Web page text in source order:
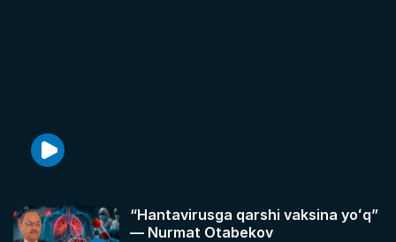
“Hantavirusga qarshi vaksina yoʻq”
— Nurmat Otabekov